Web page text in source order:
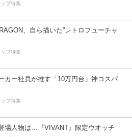
プ特集
、自ら描いた”レトロフューチャ
プ特集
カー社員が推す「10万円台」神コスパ
プ特集
場人物は…『VIVANT』限定ウオッチ